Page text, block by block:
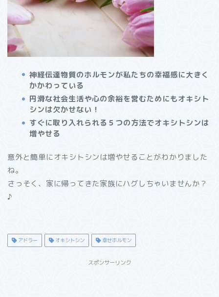
神経伝達物質のホルモンが私たちの幸福感に大きく
かかわっている
円滑な社会生活や心の余裕を営むためにもオキシト
シンは欠かせない！
すぐに取り入れられる５つの方法でオキシトシンは
増やせる
意外と簡単にオキシトシンは増やせることがわかりました
ね。
さっそく、家に帰ってきた家族にハグしちゃいませんか？
♪
アドラー オキシトシン 幸せホルモン
スポンサーリンク